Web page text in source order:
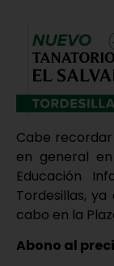
Cabe
en general
Educación
Tordesillas,
cabo en la
Abono al